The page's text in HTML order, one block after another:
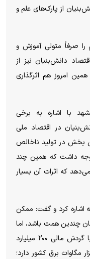
و دانش‌بنیان از پارک‌های علم و
را صرفاً متولی آموزش و
دانش‌بنیان نیز از
امروز هم اثرگذاری
با اشاره به برخی
در اقتصاد ملی
بخش در تولید ناخالص
داشت که همین چند
که اثرات آن بسیار
اشاره کرد و گفت: ممکن
چندین همت باشد، اما
در مقابل، شرکت دانش‌بنیانی داریم که با گردش مالی ۲۰۰ میلیارد
نقشی تعیین کننده در تولید ۱۲ هزار مگاوات برق کشور دارد؛